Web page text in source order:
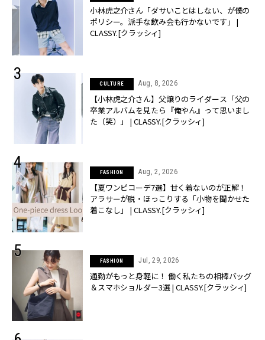
小林虎之介さん「ダサいことはしない、が僕の
ポリシー。派手な飲み会も行かないです」 |
CLASSY.[クラッシィ]
CULTURE Aug, 8, 2026
【小林虎之介さん】父譲りのライダース「父の
卒業アルバムを見たら『俺やん』って思いまし
た（笑）」 | CLASSY.[クラッシィ]
FASHION Aug, 2, 2026
【夏ワンピコーデ7選】甘く着ないのが正解！
アラサーが脱・ほっこりする「小物を聞かせた
着こなし」 | CLASSY.[クラッシィ]
FASHION Jul, 29, 2026
通勤がもっと身軽に！ 働く私たちの相棒バッグ
＆スマホショルダー3選 | CLASSY.[クラッシィ]